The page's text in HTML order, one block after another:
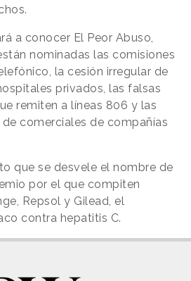
a conocer El Peor Abuso,
nominadas las comisiones
la cesión irregular de
privados, las falsas
remiten a líneas 806 y las
comerciales de compañías
que se desvele el nombre de
por el que compiten
Repsol y Gilead, el
contra hepatitis C.